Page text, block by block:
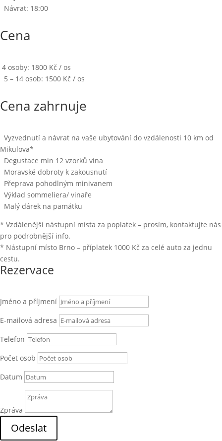
Návrat: 18:00
Cena
4 osoby: 1800 Kč / os
5 – 14 osob: 1500 Kč / os
Cena zahrnuje
Vyzvednutí a návrat na vaše ubytování do vzdálenosti 10 km od
Mikulova*
Degustace min 12 vzorků vína
Moravské dobroty k zakousnutí
Přeprava pohodlným minivanem
Výklad sommeliera/ vinaře
Malý dárek na památku
* Vzdálenější nástupní místa za poplatek – prosím, kontaktujte nás
pro podrobnější info.
* Nástupní místo Brno – příplatek 1000 Kč za celé auto za jednu
cestu.
Rezervace
Jméno a příjmení
E-mailová adresa
Telefon
Počet osob
Datum
Zpráva
Odeslat